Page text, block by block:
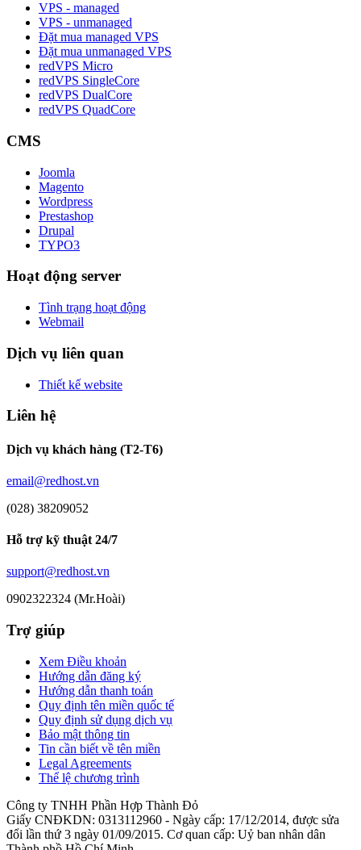
VPS - managed
VPS - unmanaged
Đặt mua managed VPS
Đặt mua unmanaged VPS
redVPS Micro
redVPS SingleCore
redVPS DualCore
redVPS QuadCore
CMS
Joomla
Magento
Wordpress
Prestashop
Drupal
TYPO3
Hoạt động server
Tình trạng hoạt động
Webmail
Dịch vụ liên quan
Thiết kế website
Liên hệ
Dịch vụ khách hàng (T2-T6)
email@redhost.vn
(028) 38209052
Hỗ trợ kỹ thuật 24/7
support@redhost.vn
0902322324 (Mr.Hoài)
Trợ giúp
Xem Điều khoản
Hướng dẫn đăng ký
Hướng dẫn thanh toán
Quy định tên miền quốc tế
Quy định sử dụng dịch vụ
Bảo mật thông tin
Tin cần biết về tên miền
Legal Agreements
Thể lệ chương trình
Công ty TNHH Phần Hợp Thành Đỏ
Giấy CNĐKDN: 0313112960 - Ngày cấp: 17/12/2014, được sửa
đổi lần thứ 3 ngày 01/09/2015. Cơ quan cấp: Uỷ ban nhân dân